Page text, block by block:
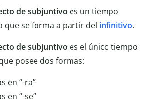
de subjuntivo es un tiempo
que se forma a partir del infinitivo.
de subjuntivo es el único tiempo
posee dos formas:
en “-ra”
en “-se”